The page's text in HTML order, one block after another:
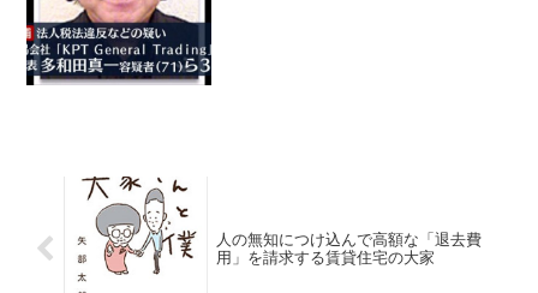
人の無知につけ込んで高額な「退去費
用」を請求する賃貸住宅の大家